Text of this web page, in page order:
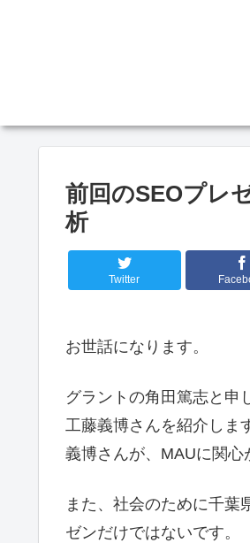
前回のSEOプレ
析
Twitter
お世話になります。
グラントの角田篤志と申
工藤義博さんを紹介しま
義博さんが、MAUに関心
また、社会のために千葉
ゼンだけではないです。